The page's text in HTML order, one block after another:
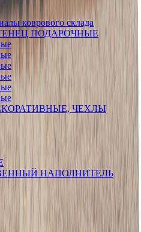
коврового склада
ПОДАРОЧНЫЕ
ЧЕХЛЫ
НАПОЛНИТЕЛЬ